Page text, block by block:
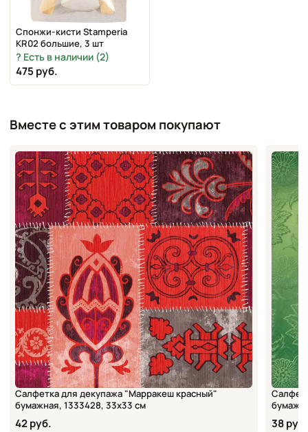
Спонжи-кисти Stamperia
KR02 большие, 3 шт
Есть в наличии (2)
475 руб.
Вместе с этим товаром покупают
Салфетка для декупажа "Марракеш красный"
бумажная, 1333428, 33х33 см
42 руб. 38 руб.